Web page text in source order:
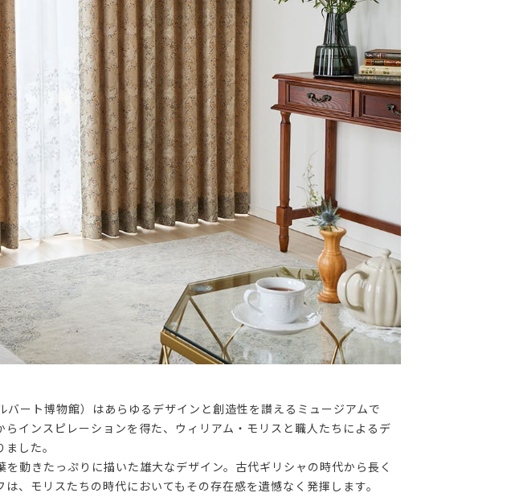
ート博物館）はあらゆるデザインと創造性を讃えるミュージアムで
インスピレーションを得た、ウィリアム・モリスと職人たちによるデ
した。
を動きたっぷりに描いた雄大なデザイン。古代ギリシャの時代から長く
、モリスたちの時代においてもその存在感を遺憾なく発揮します。